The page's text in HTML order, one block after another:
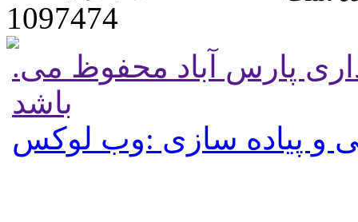
1097474
.تمامی حقوق برای پایگاه شهرداری پارس آباد محفوظ می
باشد
و پیاده سازی :وب لوکس